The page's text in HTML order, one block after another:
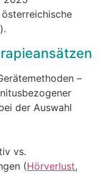
–
d‬er Auswahl
vs.
(Hörverlust,